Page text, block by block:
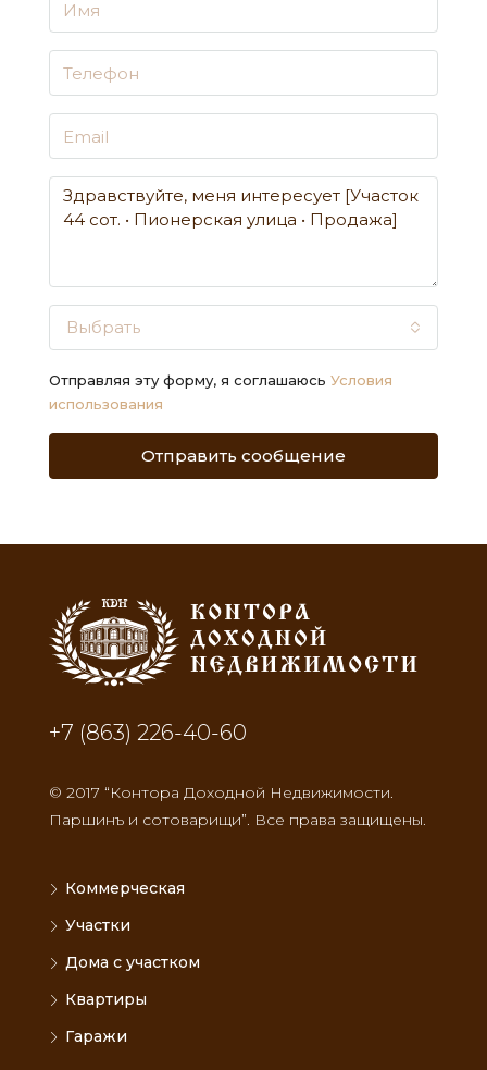
Выбрать
Отправляя эту форму, я соглашаюсь Условия
использования
Отправить сообщение
+7 (863) 226-40-60
© 2017 “Контора Доходной Недвижимости.
Паршинъ и сотоварищи”. Все права защищены.
Коммерческая
Участки
Дома с участком
Квартиры
Гаражи